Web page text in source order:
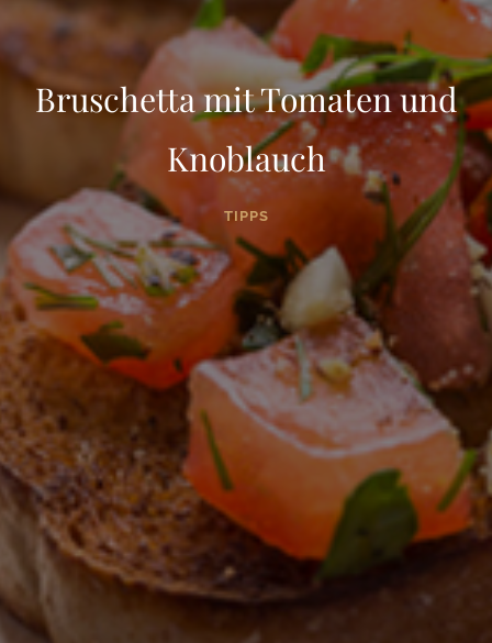
Bruschetta mit Tomaten und
Knoblauch
TIPPS